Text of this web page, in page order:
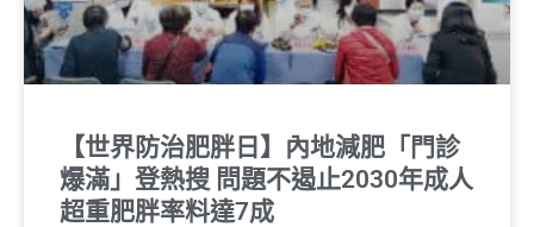
【世界防治肥胖日】內地減肥「門診
爆滿」登熱搜 問題不遏止2030年成人
超重肥胖率料達7成